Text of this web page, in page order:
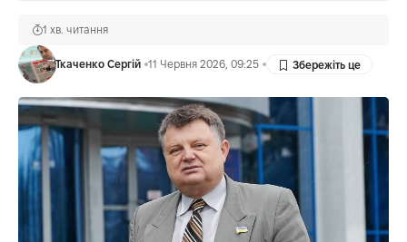
Ткаченко Сергій 11 Червня 2026, 09:25
1 хв. читання